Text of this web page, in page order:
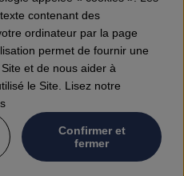
Haches, Outils
Jouets ETC.
contenant des
ordinateur par la page
permet de fournir une
et de nous aider à
le Site. Lisez notre
Confirmer et
fermer